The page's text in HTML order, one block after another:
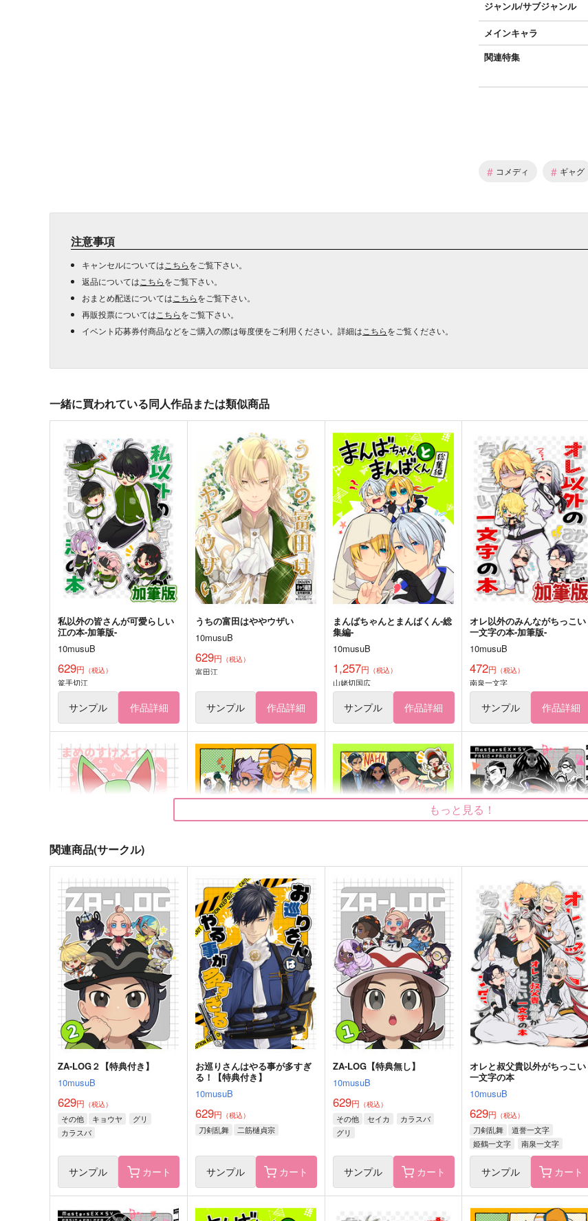
ジャンル/サブジャンル
メインキャラ
関連特集
# コメディ # ギャグ
注意事項
キャンセルについては こちらをご覧下さい。
返品については こちらをご覧下さい。
おまとめ配送については こちらをご覧下さい。
再販投票については こちらをご覧下さい。
イベント応募券付商品などをご購入の際は毎度便をご利用ください。詳細は こちらをご覧ください。
一緒に買われている同人作品または類似商品
私以外の皆さんが可愛らしい
江の本-加筆版-
10musuB
629円 （税込）
篭手切江
サンプル 作品詳細
うちの富田はややウザい
10musuB
629円 （税込）
富田江
サンプル 作品詳細
まんばちゃんとまんばくん-総
集編-
10musuB
1,257円 （税込）
山姥切国広
サンプル 作品詳細
オレ以外のみんながちっこい
一文字の本-加筆版-
10musuB
472円 （税込）
南泉一文字
サンプル 作品詳細
おまめといっしょ！
10musuB
472円（税込）
まめのすけ
サンプル 作品詳細
パシオは今日も茶番日和
10musuB
472円（税込）
サンプル 作品詳細
パシオは今日も茶番日和２
10musuB
472円（税込）
サンプル 作品詳細
オレンジアカデミー体験入学
日誌-総集編-
10musuB
1,572円（税込）
サンプル 作品詳細
もっと見る！
関連商品(サークル)
ZA-LOG２【特典付き】
10musuB
629円 （税込）
その他 キョウヤ
グリ
カラスバ
サンプル カート
お巡りさんはやる事が多すぎ
る！【特典付き】
10musuB
629円 （税込）
刀剣乱舞 二筋樋貞宗
サンプル カート
ZA-LOG【特典無し】
10musuB
629円 （税込）
その他 セイカ
カラスバ
グリ
サンプル カート
オレと叔父貴以外がちっこい
一文字の本
10musuB
629円 （税込）
刀剣乱舞
道誉一文字
姫鶴一文字
南泉一文字
サンプル カート